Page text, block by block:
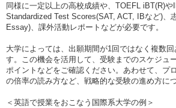
同様に一定以上の高校成績や、TOEFL iBT(R)や
Standardized Test Scores(SAT, ACT, IBなど)、
Essay)、課外活動レポートなどが必要です。
大学によっては、出願期間が1回ではなく複数
す。この機会を活用して、受験までのスケジュ
ポイントなどをご確認ください。あわせて、プ
の倍率の読み方など、戦略的な受験の進め方に
＜英語で授業をおこなう国際系大学の例＞